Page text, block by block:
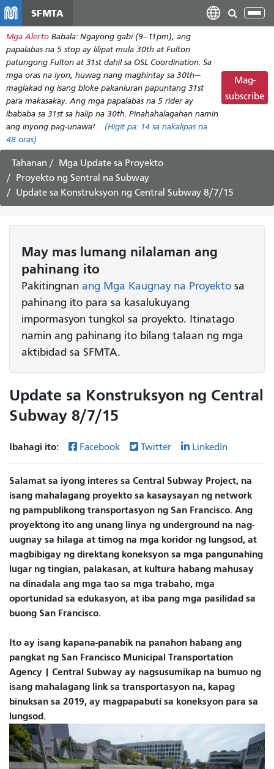
pangunahing
nilalaman
SFMTA
I-
Mga Alerto Babala: Ngayong gabi (9–11pm), ang
papalabas na 5 stop ay lilipat mula 30th at Fulton
patungong Fulton at 31st dahil sa OSL Coordination. Sa
mga oras na iyon, huwag nang maghintay sa 30th—
maglakad ng isang bloke pakanluran papuntang 31st
para makasakay. Ang mga papalabas na 5 rider ay
ibababa sa 31st sa halip na 30th. Pinahahalagahan namin
ang inyong pag-unawa!
(Higit pa: 14 sa nakalipas na
48 oras)
Mag-
subscribe
Tahanan
Mga Update sa Proyekto
Proyekto ng Sentral na Subway
Update sa Konstruksyon ng Central Subway 8/7/15
May mas lumang nilalaman ang
pahinang ito
Pakitingnan ang Mga Kaugnay na Proyekto sa
pahinang ito para sa kasalukuyang
impormasyon tungkol sa proyekto. Itinatago
namin ang pahinang ito bilang talaan ng mga
aktibidad sa SFMTA.
Update sa Konstruksyon ng Central
Subway 8/7/15
Ibahagi ito: Facebook Twitter LinkedIn
Salamat sa iyong interes sa Central Subway Project, na
isang mahalagang proyekto sa kasaysayan ng network
ng pampublikong transportasyon ng San Francisco. Ang
proyektong ito ang unang linya ng underground na nag-
uugnay sa hilaga at timog na mga koridor ng lungsod, at
magbibigay ng direktang koneksyon sa mga pangunahing
lugar ng tingian, palakasan, at kultura habang mahusay
na dinadala ang mga tao sa mga trabaho, mga
oportunidad sa edukasyon, at iba pang mga pasilidad sa
buong San Francisco.
Ito ay isang kapana-panabik na panahon habang ang
pangkat ng San Francisco Municipal Transportation
Agency | Central Subway ay nagsusumikap na bumuo ng
isang mahalagang link sa transportasyon na, kapag
binuksan sa 2019, ay magpapabuti sa koneksyon para sa
lungsod.